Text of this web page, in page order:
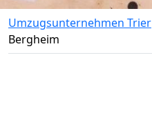
Umzugsunternehmen Trier
Bergheim